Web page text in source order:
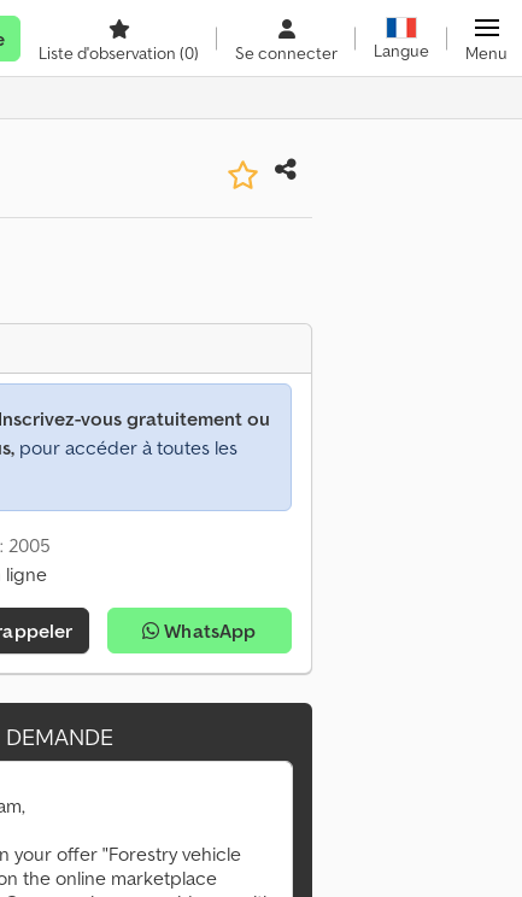
Liste d'observation (0) Se connecter Langue Menu
Inscrivez-vous gratuitement ou
pour accéder à toutes les
2005
ligne
WhatsApp